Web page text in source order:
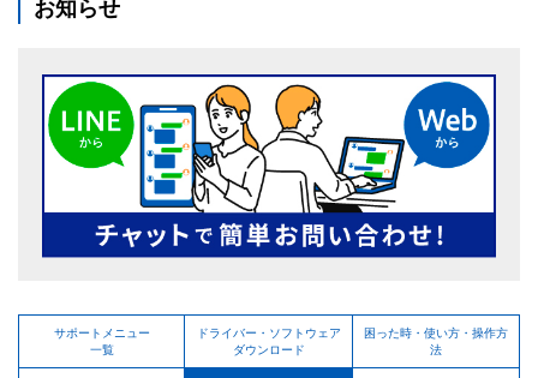
お知らせ
サポートメニュー
一覧
ドライバー・ソフトウェア
ダウンロード
困った時・使い方・操作方
法